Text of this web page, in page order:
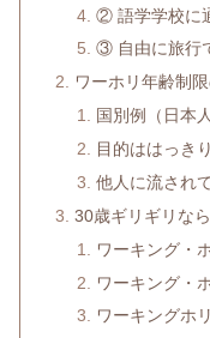
② 語学学校に
③ 自由に旅行
ワーホリ年齢制
国別例（日本
目的ははっき
他人に流され
30歳ギリギリな
ワーキング・
ワーキング・
ワーキングホ